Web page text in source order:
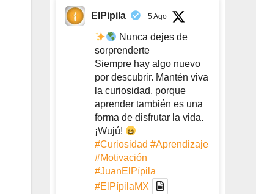
ElPipila 5 Ago
Nunca dejes de
sorprenderte
Siempre hay algo nuevo
por descubrir. Mantén viva
la curiosidad, porque
aprender también es una
forma de disfrutar la vida.
¡Wujú!
#Curiosidad #Aprendizaje
#Motivación
#JuanElPípila
#ElPípilaMX